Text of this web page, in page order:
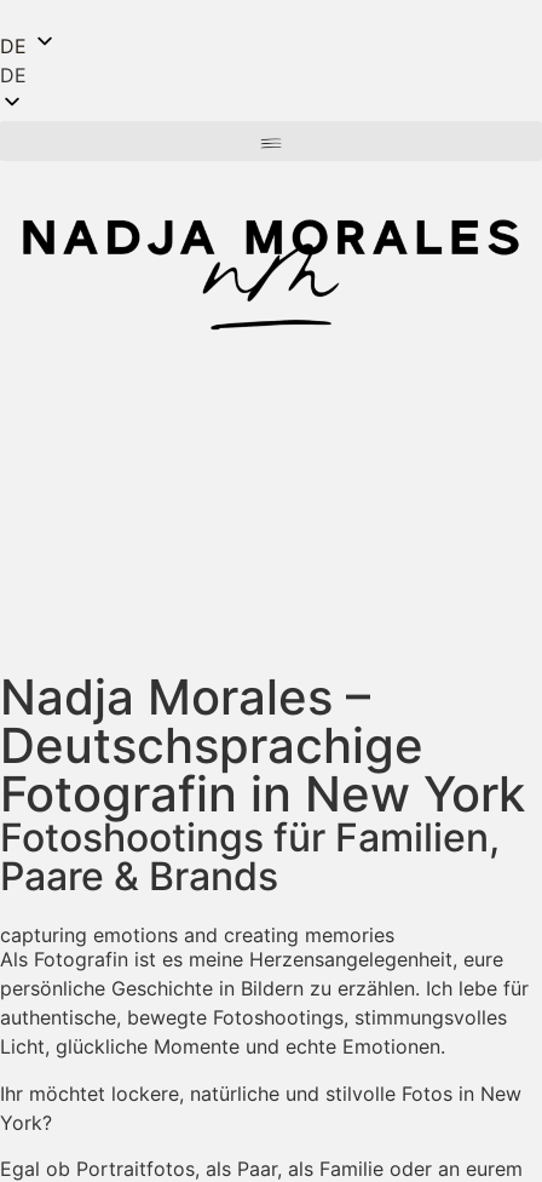
DE
DE
Nadja Morales –
Deutschsprachige
Fotografin in New York
Fotoshootings für Familien,
Paare & Brands
capturing emotions and creating memories
Als Fotografin ist es meine Herzensangelegenheit, eure
persönliche Geschichte in Bildern zu erzählen. Ich lebe für
authentische, bewegte Fotoshootings, stimmungsvolles
Licht, glückliche Momente und echte Emotionen.
Ihr möchtet lockere, natürliche und stilvolle Fotos in New
York?
Egal ob Portraitfotos, als Paar, als Familie oder an eurem